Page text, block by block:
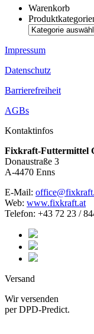
Warenkorb
Impressum
Datenschutz
Barrierefreiheit
AGBs
Kontaktinfos
Fixkraft-Futtermittel
Donaustraße 3
A-4470 Enns
E-Mail:
Web: www.fixkraft.at
Telefon: +43 72 23 /
Versand
Wir versenden
per DPD-Predict.